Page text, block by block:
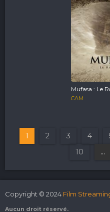
Mufasa : Le
CAM
1 2 3 4
10
...
Copyright © 2024 Film
Aucun droit réservé.